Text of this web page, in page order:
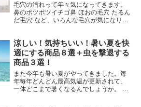
毛穴の汚れって年々気になってきます。
鼻のポツポツイチゴ鼻 ほおの毛穴 たるん
だ毛穴 など、いろんな毛穴が気になりま
品をいろいろ使ってみたり 毛穴パックを
してみた...
涼しい！気持ちいい！暑い夏を快
適にする商品８選＋虫を撃退する
商品３選！
また今年も暑い夏がやってきました。毎
年毎年どんどん最高気温が更新されて、
一体どこまで暑くなるんでしょうか。 そ